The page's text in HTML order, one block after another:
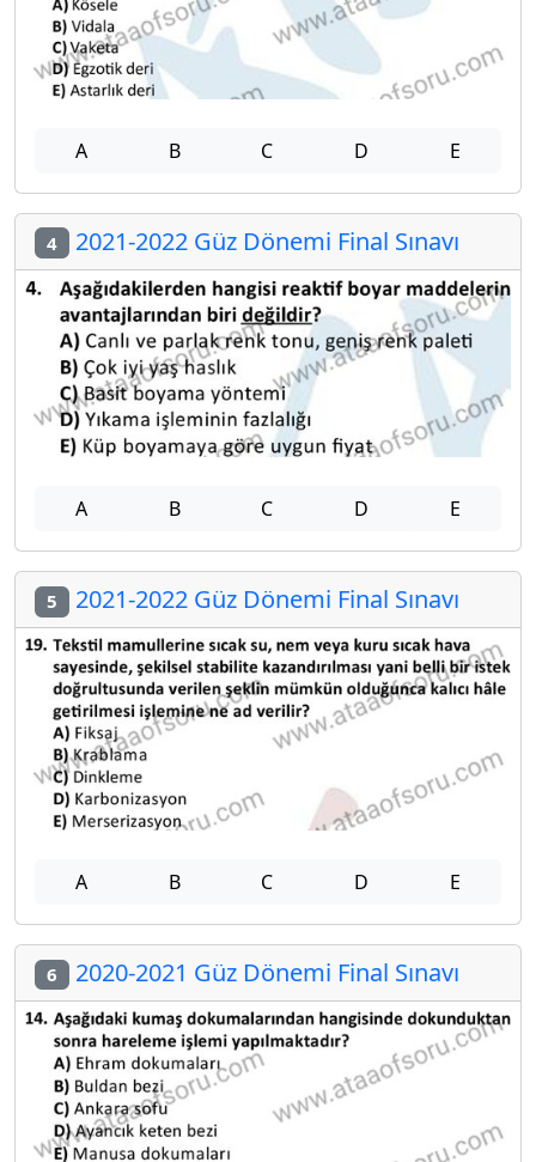
A B C D E
4 2021-2022 Güz Dönemi Final Sınavı
A B C D E
5 2021-2022 Güz Dönemi Final Sınavı
A B C D E
6 2020-2021 Güz Dönemi Final Sınavı